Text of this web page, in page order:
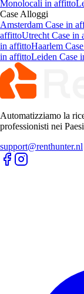
Monolocali in affitto
Case Alloggi
Amsterdam Case in
affittoUtrecht Case in
in affittoHaarlem
in affittoLeiden Case
Automatizziamo la
professionisti nei
support@renthunter.nl